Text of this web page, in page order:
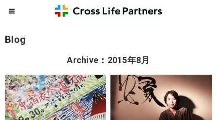
Blog
Archive：2015年8月